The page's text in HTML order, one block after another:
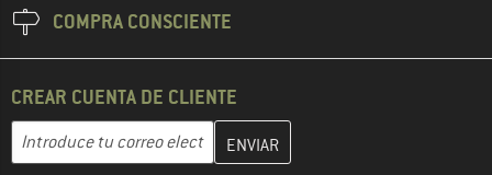
COMPRA CONSCIENTE
CREAR CUENTA DE CLIENTE
Dirección de correo electrónico
Introduce aquí tu dirección de correo electrónico y crea tu